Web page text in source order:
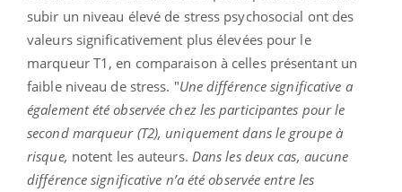
subir un niveau élevé de stress psychosocial ont des
valeurs significativement plus élevées pour le
marqueur T1, en comparaison à celles présentant un
faible niveau de stress. "Une différence significative a
également été observée chez les participantes pour le
second marqueur (T2), uniquement dans le groupe à
risque, notent les auteurs. Dans les deux cas, aucune
différence significative n’a été observée entre les